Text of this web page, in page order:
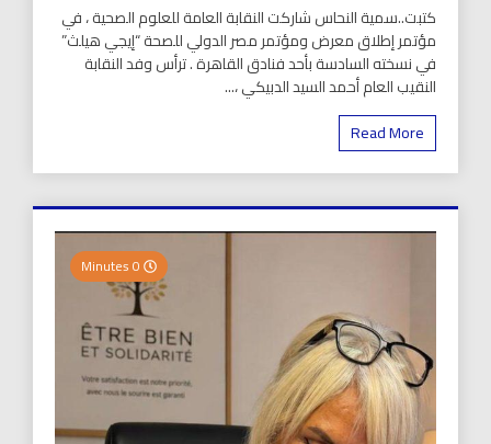
كتبت..سمية النحاس شاركت النقابة العامة للعلوم الصحية ، في
مؤتمر إطلاق معرض ومؤتمر مصر الدولي للصحة “إيجي هيلث”
في نسخته السادسة بأحد فنادق القاهرة . ترأس وفد النقابة
النقيب العام أحمد السيد الدبيكي ،...
Read More